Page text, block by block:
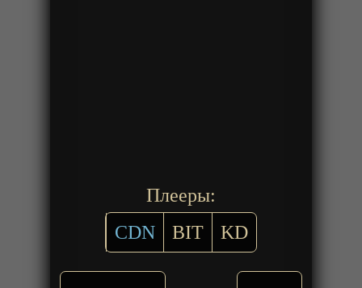
Плееры:
CDN
BIT KD